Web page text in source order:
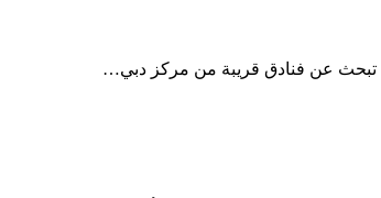
تبحث عن فنادق قريبة من مركز دبي…